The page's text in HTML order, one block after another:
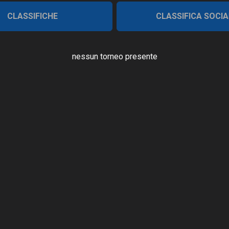
CLASSIFICHE CLASSIFICA
nessun torneo presente